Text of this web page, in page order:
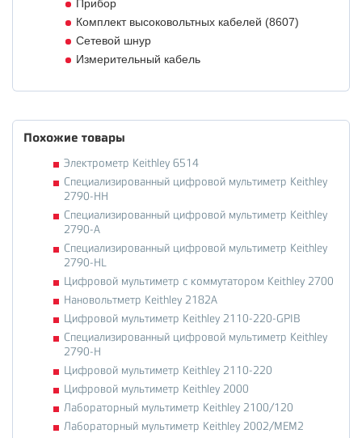
Прибор
Комплект высоковольтных кабелей (8607)
Сетевой шнур
Измерительный кабель
Похожие товары
Электрометр Keithley 6514
Специализированный цифровой мультиметр Keithley
2790-HH
Специализированный цифровой мультиметр Keithley
2790-A
Специализированный цифровой мультиметр Keithley
2790-HL
Цифровой мультиметр с коммутатором Keithley 2700
Нановольтметр Keithley 2182A
Цифровой мультиметр Keithley 2110-220-GPIB
Специализированный цифровой мультиметр Keithley
2790-H
Цифровой мультиметр Keithley 2110-220
Цифровой мультиметр Keithley 2000
Лабораторный мультиметр Keithley 2100/120
Лабораторный мультиметр Keithley 2002/MEM2